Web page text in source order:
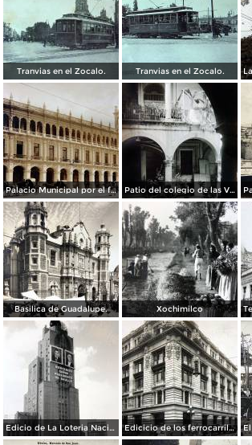
Tranvias en el Zocalo. Tranvias en el Zocalo.
Palacio Municipal por el fotografo Hugo Brehme.. Patio del colegio de las Vizcainas por el fotografo Hugo Brehme.
Basilica de Guadalupe. Xochimilco
Edicio de La Loteria Nacional Ciudad de México Abril de 1964 Edicicio de los ferrocarriles.